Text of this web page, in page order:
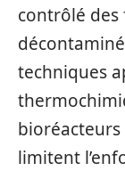
contrôlé
techniques
limitent